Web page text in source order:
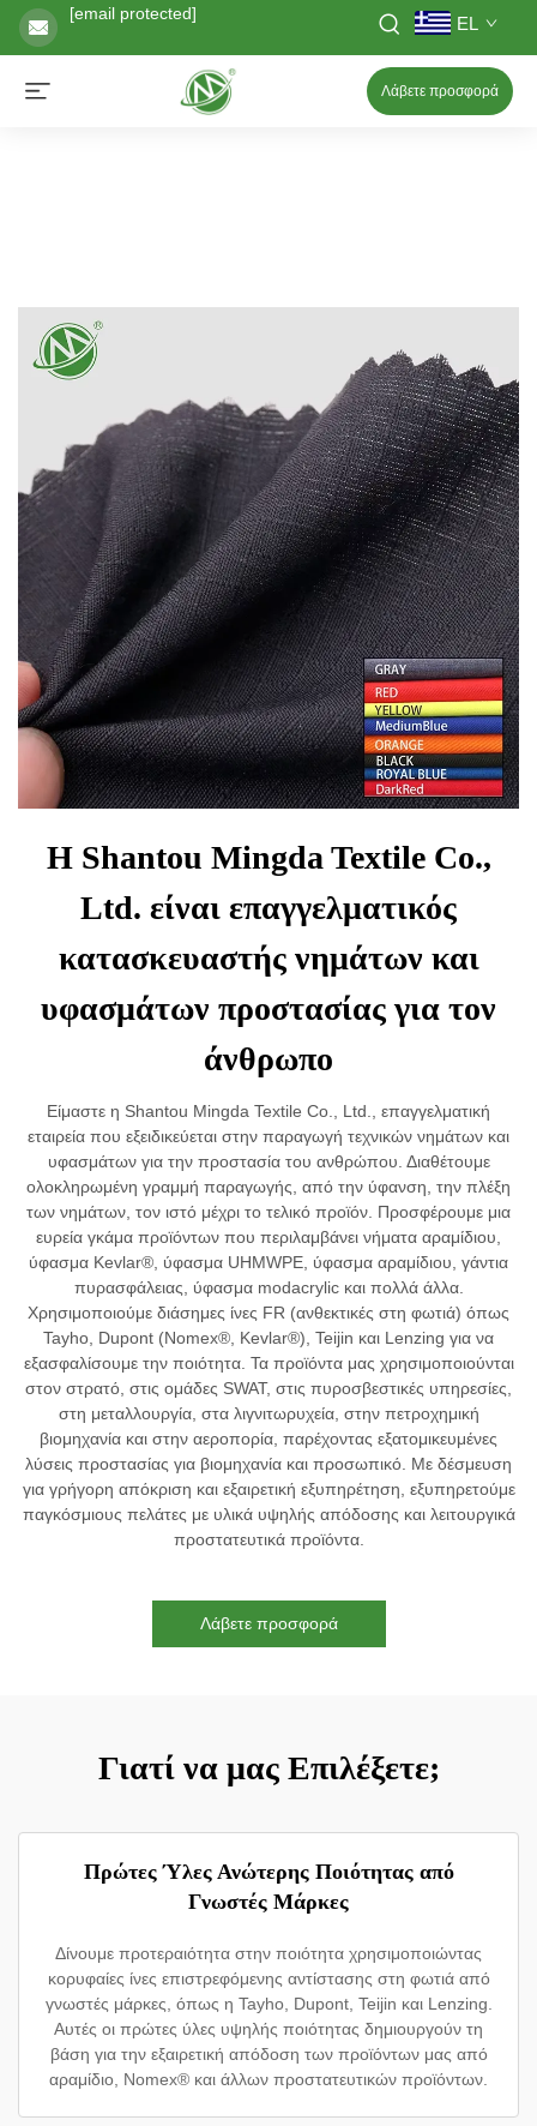
[email protected] EL
Λάβετε προσφορά
Η Shantou Mingda Textile Co.,
Ltd. είναι επαγγελματικός
κατασκευαστής νημάτων και
υφασμάτων προστασίας για τον
άνθρωπο
Είμαστε η Shantou Mingda Textile Co., Ltd., επαγγελματική
εταιρεία που εξειδικεύεται στην παραγωγή τεχνικών νημάτων και
υφασμάτων για την προστασία του ανθρώπου. Διαθέτουμε
ολοκληρωμένη γραμμή παραγωγής, από την ύφανση, την πλέξη
των νημάτων, τον ιστό μέχρι το τελικό προϊόν. Προσφέρουμε μια
ευρεία γκάμα προϊόντων που περιλαμβάνει νήματα αραμίδιου,
ύφασμα Kevlar®, ύφασμα UHMWPE, ύφασμα αραμίδιου, γάντια
πυρασφάλειας, ύφασμα modacrylic και πολλά άλλα.
Χρησιμοποιούμε διάσημες ίνες FR (ανθεκτικές στη φωτιά) όπως
Tayho, Dupont (Nomex®, Kevlar®), Teijin και Lenzing για να
εξασφαλίσουμε την ποιότητα. Τα προϊόντα μας χρησιμοποιούνται
στον στρατό, στις ομάδες SWAT, στις πυροσβεστικές υπηρεσίες,
στη μεταλλουργία, στα λιγνιτωρυχεία, στην πετροχημική
βιομηχανία και στην αεροπορία, παρέχοντας εξατομικευμένες
λύσεις προστασίας για βιομηχανία και προσωπικό. Με δέσμευση
για γρήγορη απόκριση και εξαιρετική εξυπηρέτηση, εξυπηρετούμε
παγκόσμιους πελάτες με υλικά υψηλής απόδοσης και λειτουργικά
προστατευτικά προϊόντα.
Λάβετε προσφορά
Γιατί να μας Επιλέξετε;
Πρώτες Ύλες Ανώτερης Ποιότητας από
Γνωστές Μάρκες
Δίνουμε προτεραιότητα στην ποιότητα χρησιμοποιώντας
κορυφαίες ίνες επιστρεφόμενης αντίστασης στη φωτιά από
γνωστές μάρκες, όπως η Tayho, Dupont, Teijin και Lenzing.
Αυτές οι πρώτες ύλες υψηλής ποιότητας δημιουργούν τη
βάση για την εξαιρετική απόδοση των προϊόντων μας από
αραμίδιο, Nomex® και άλλων προστατευτικών προϊόντων.